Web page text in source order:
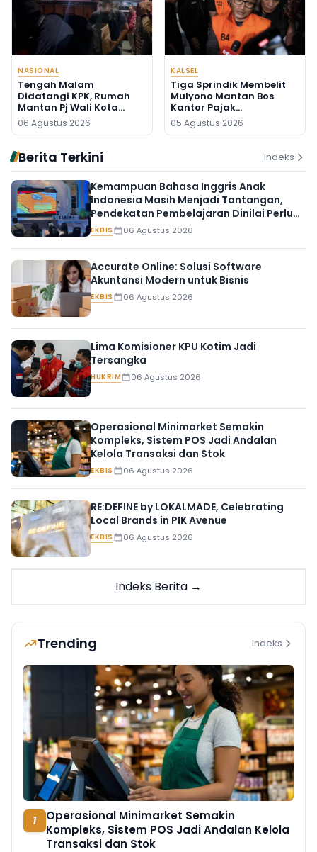
NASIONAL
Tengah Malam
Didatangi KPK, Rumah
Mantan Pj Wali Kota
Digeledah, Empat Koper
Dibawa
06 Agustus 2026
KALSEL
Tiga Sprindik Membelit
Mulyono Mantan Bos
Kantor Pajak
Banjarmasin
05 Agustus 2026
Berita Terkini Indeks
Kemampuan Bahasa Inggris Anak
Indonesia Masih Menjadi Tantangan,
Pendekatan Pembelajaran Dinilai Perlu
Berubah
EKBIS 06 Agustus 2026
Accurate Online: Solusi Software
Akuntansi Modern untuk Bisnis
EKBIS 06 Agustus 2026
Lima Komisioner KPU Kotim Jadi
Tersangka
HUKRIM 06 Agustus 2026
Operasional Minimarket Semakin
Kompleks, Sistem POS Jadi Andalan
Kelola Transaksi dan Stok
EKBIS 06 Agustus 2026
RE:DEFINE by LOKALMADE, Celebrating
Local Brands in PIK Avenue
EKBIS 06 Agustus 2026
Indeks Berita →
Trending Indeks
1
Operasional Minimarket Semakin
Kompleks, Sistem POS Jadi Andalan Kelola
Transaksi dan Stok